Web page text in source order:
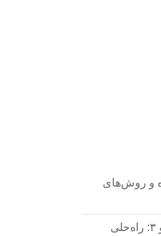
و روش‌های
حلال ساروج ال‌اف ۲ و ۳: راه‌حلی